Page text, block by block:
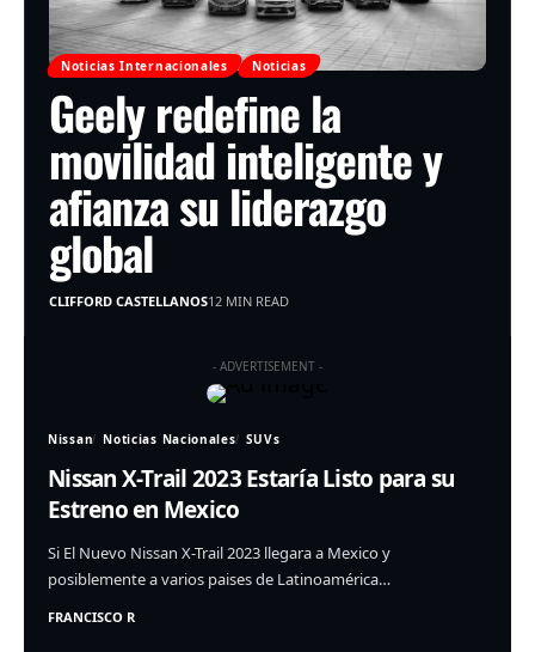
Noticias Internacionales Noticias
Geely redefine la
movilidad inteligente y
afianza su liderazgo
global
CLIFFORD CASTELLANOS12 MIN READ
- ADVERTISEMENT -
Nissan Noticias Nacionales SUVs
Nissan X-Trail 2023 Estaría Listo para su
Estreno en Mexico
Si El Nuevo Nissan X-Trail 2023 llegara a Mexico y
posiblemente a varios paises de Latinoamérica…
FRANCISCO R